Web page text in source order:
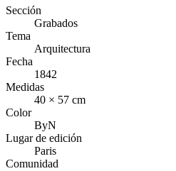
Sección
Grabados
Tema
Arquitectura
Fecha
1842
Medidas
40 × 57 cm
Color
ByN
Lugar de edición
Paris
Comunidad